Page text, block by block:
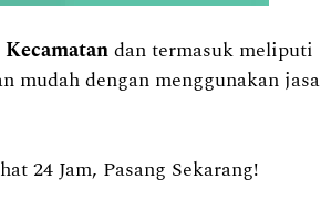
dan termasuk meliputi
dengan menggunakan jasa
24 Jam, Pasang Sekarang!